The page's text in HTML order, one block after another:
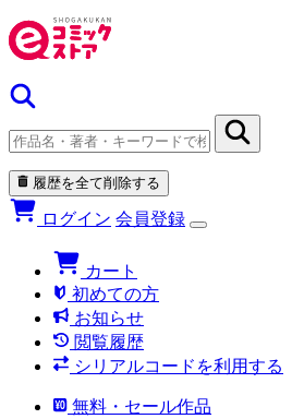
履歴を全て削除する
ログイン 会員登録
カート
初めての方
お知らせ
閲覧履歴
シリアルコードを利用する
無料・セール作品